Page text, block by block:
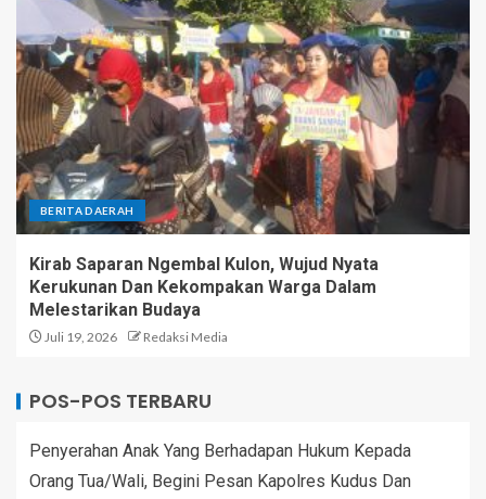
BERITA DAERAH
Kirab Saparan Ngembal Kulon, Wujud Nyata
Kerukunan Dan Kekompakan Warga Dalam
Melestarikan Budaya
Juli 19, 2026 Redaksi Media
POS-POS TERBARU
Penyerahan Anak Yang Berhadapan Hukum Kepada
Orang Tua/Wali, Begini Pesan Kapolres Kudus Dan